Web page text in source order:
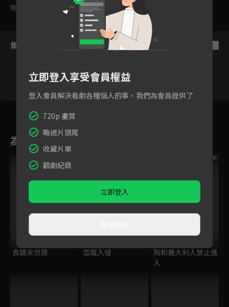
輔導十五歲級
集數列表
為您推薦
食鏽末世錄 雪魔入侵
VIP
狗和義大利人禁止進
入
立即登入享受會員權益
登入會員解決看劇各種惱人的事，我們為會員提供了
720p 畫質
略過片頭尾
收藏片單
觀劇紀錄
立即登入